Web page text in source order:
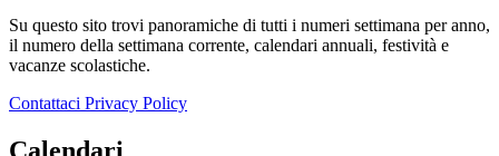
Su questo sito trovi panoramiche di tutti i numeri settimana per anno,
il numero della settimana corrente, calendari annuali, festività e
vacanze scolastiche.
Contattaci Privacy Policy